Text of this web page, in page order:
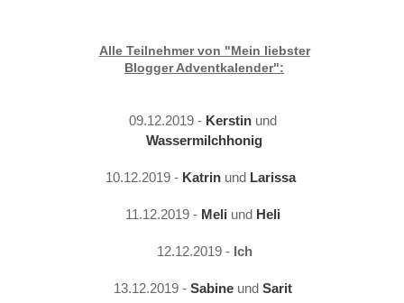
Alle Teilnehmer von "Mein liebster
Blogger Adventkalender":
09.12.2019 - Kerstin
Wassermilchhonig
10.12.2019 - Katrin und Larissa
11.12.2019 - Meli und Heli
12.12.2019 - Ich
13.12.2019 - Sabine und Sarit